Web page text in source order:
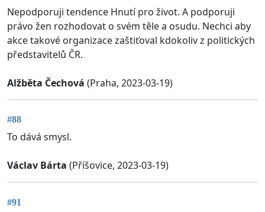
Nepodporuji tendence Hnutí pro život. A podporuji
právo žen rozhodovat o svém těle a osudu. Nechci aby
akce takové organizace zaštiťoval kdokoliv z politických
představitelů ČR.
Alžběta Čechová (Praha, 2023-03-19)
#88
To dává smysl.
Václav Bárta (Příšovice, 2023-03-19)
#91